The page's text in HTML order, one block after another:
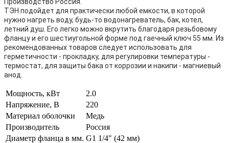
ТЭН подойдет для практически любой емкости, в которой
нужно нагреть воду, будь-то водонагреватель, бак, котел,
летний душ. Его легко можно вкрутить благодаря резьбовому
фланцу и его шестиугольной форме под гаечный ключ 55 мм. Из
рекомендованных товаров следует использовать для
герметичности - прокладку, для регулировки температуры -
термостат, для защиты бака от коррозии и накипи - магниевый
анод.
Мощность, кВт
2.0
Напряжение, В
220
Материал оболочки
Медь
Производитель
Россия
Диаметр фланца в мм. G1 1/4" (42 мм)